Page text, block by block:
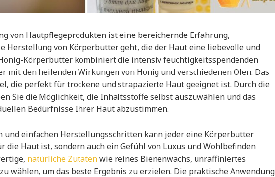
von Hautpflegeprodukten ist eine bereichernde Erfahrung,
Herstellung von Körperbutter geht, die der Haut eine liebevolle und
Körperbutter kombiniert die intensiv feuchtigkeitsspendenden
mit den heilenden Wirkungen von Honig und verschiedenen Ölen. Das
die perfekt für trockene und strapazierte Haut geeignet ist. Durch die
Sie die Möglichkeit, die Inhaltsstoffe selbst auszuwählen und das
Bedürfnisse Ihrer Haut abzustimmen.
und einfachen Herstellungsschritten kann jeder eine Körperbutter
die Haut ist, sondern auch ein Gefühl von Luxus und Wohlbefinden
natürliche Zutatenwie reines Bienenwachs, unraffiniertes
wählen, um das beste Ergebnis zu erzielen. Die praktische Anwendung